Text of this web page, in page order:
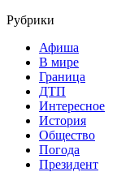
Рубрики
Афиша
В мире
Граница
ДТП
Интересное
История
Общество
Погода
Президент